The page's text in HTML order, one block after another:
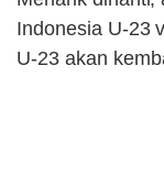
Indonesia U-23
U-23 akan